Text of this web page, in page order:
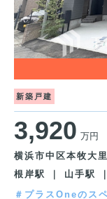
新築戸建
3,920 万円
横浜市中区本牧大
根岸駅 ｜ 山手駅
＃プラスOneのス